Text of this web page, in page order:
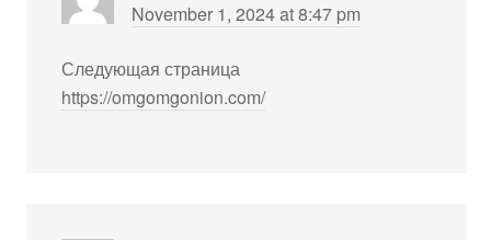
November 1, 2024 at 8:47 pm
Следующая страница
https://omgomgonion.com/